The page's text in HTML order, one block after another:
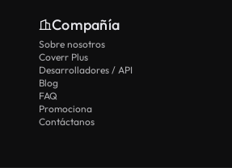
Compañía
Sobre nosotros
Coverr Plus
Desarrolladores / API
Blog
FAQ
Promociona
Contáctanos